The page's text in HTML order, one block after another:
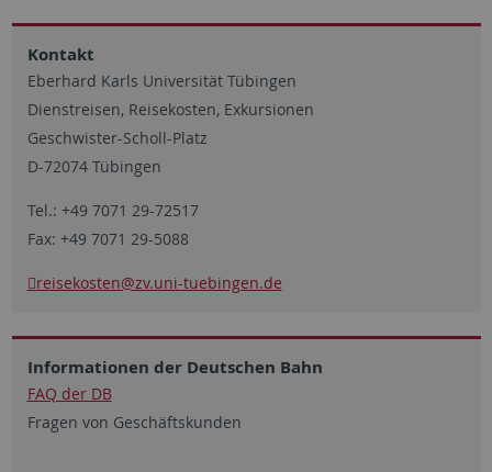
Kontakt
Eberhard Karls Universität Tübingen
Dienstreisen, Reisekosten, Exkursionen
Geschwister-Scholl-Platz
D-72074 Tübingen
Tel.: +49 7071 29-72517
Fax: +49 7071 29-5088
reisekosten@zv.uni-tuebingen.de
Informationen der Deutschen Bahn
FAQ der DB
Fragen von Geschäftskunden